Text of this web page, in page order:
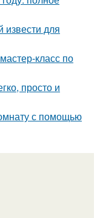
извести для
класс по
просто и
с помощью